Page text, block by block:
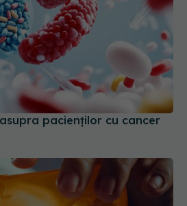
pacienților cu cancer